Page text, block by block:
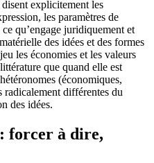
explicitement les
les paramètres de
qu’engage juridiquement et
des idées et des formes
les économies et les valeurs
que quand elle est
(économiques,
différentes du
des idées.
forcer à dire,